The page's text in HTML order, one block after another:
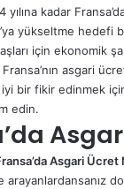
kadar
yükseltme hedefi
için ekonomik
asgari
iyi bir fikir edinmek
edin.
Asgari
arayanlardansanız